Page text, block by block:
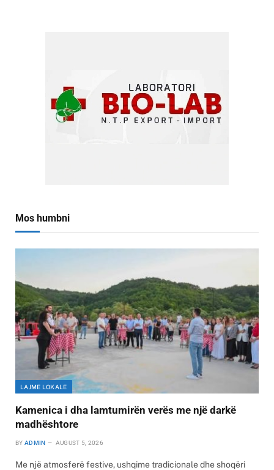
Mos humbni
LAJME LOKALE
Kamenica i dha lamtumirën verës me një darkë
madhështore
BY ADMIN AUGUST 5, 2026
Me një atmosferë festive, ushqime tradicionale dhe shoqëri